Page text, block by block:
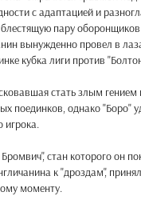
с адаптацией и
пару
вынужденно провел в
кубка лиги против
стать злым
поединков, однако "Боро"
игрока.
стан которого он
к "дроздам",
моменту.